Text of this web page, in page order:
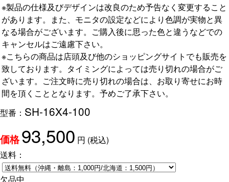
※製品の仕様及びデザインは改良のため予告なく変更すること
があります。また、モニタの設定などにより色調が実物と異
なる場合がございます。ご購入後に思った色と違うなどでの
キャンセルはご遠慮下さい。
※こちらの商品は店頭及び他のショッピングサイトでも販売を
致しております。タイミングによっては売り切れの場合がご
ざいます。ご注文時に売り切れの場合は、お取り寄せにお時
間を頂くこととなります。予めご了承下さい。
型番： SH-16X4-100
価格 93,500 円 (税込)
送料：
欠品中